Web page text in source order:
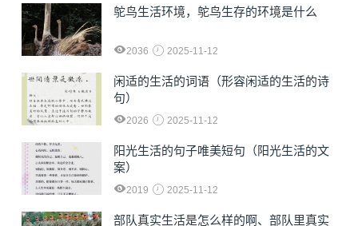
鸵鸟生活环境，鸵鸟生存的环境是什么
2036 2025-11-12
闲适的生活的词语（形容闲适的生活的诗
句）
2026 2025-11-12
阳光生活的句子唯美短句（阳光生活的文
案）
2019 2025-11-12
部队真实生活是怎么样的啊、部队里真实